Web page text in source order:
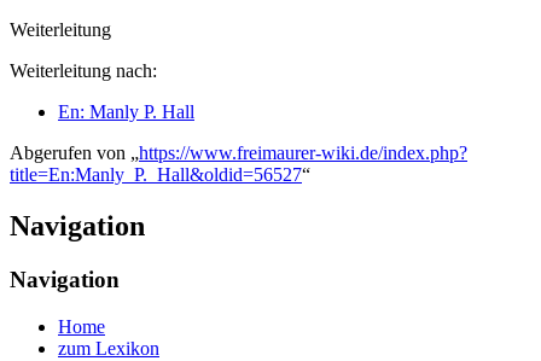
Weiterleitung
Weiterleitung nach:
En: Manly P. Hall
Abgerufen von „https://www.freimaurer-wiki.de/index.php?
title=En:Manly_P._Hall&oldid=56527“
Navigation
Navigation
Home
zum Lexikon